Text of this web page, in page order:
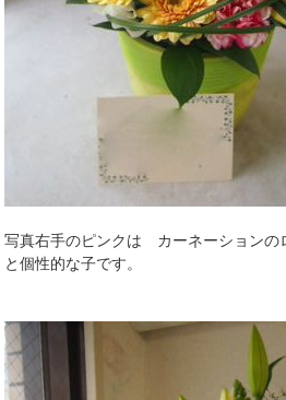
写真右手のピンクは カーネーション
と個性的な子です。